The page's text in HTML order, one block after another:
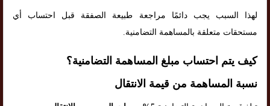
لهذا السبب يجب دائمًا مراجعة طبيعة الصفقة قبل احتساب أي
مستحقات متعلقة بالمساهمة التضامنية.
كيف يتم احتساب مبلغ المساهمة التضامنية؟
نسبة المساهمة من قيمة الانتقال